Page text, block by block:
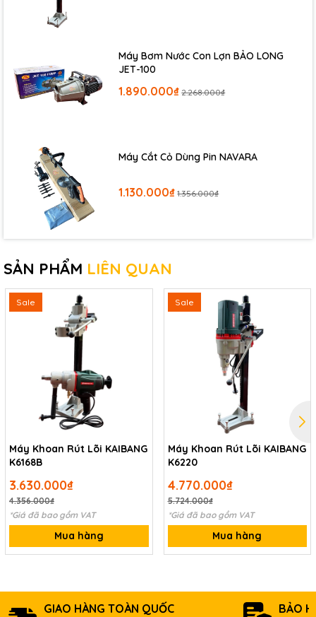
Máy Bơm Nước Con Lợn BẢO LONG
JET-100
1.890.000₫ 2.268.000₫
Máy Cắt Cỏ Dùng Pin NAVARA
1.130.000₫ 1.356.000₫
SẢN PHẨM LIÊN QUAN
Sale
Máy Khoan Rút Lõi KAIBANG
K6168B
3.630.000₫
4.356.000₫
*Giá đã bao gồm VAT
Mua hàng
Sale
Máy Khoan Rút Lõi KAIBANG
K6220
4.770.000₫
5.724.000₫
*Giá đã bao gồm VAT
Mua hàng
GIAO HÀNG TOÀN QUỐC BẢO